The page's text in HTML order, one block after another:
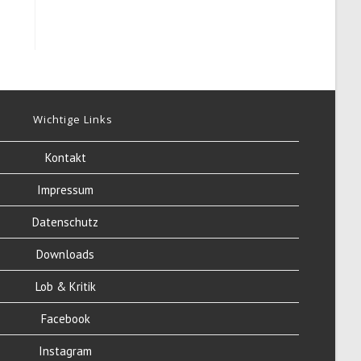
Wichtige Links
Kontakt
Impressum
Datenschutz
Downloads
Lob & Kritik
Facebook
Instagram